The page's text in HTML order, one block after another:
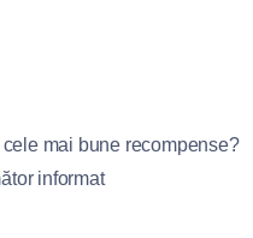
mai bune recompense?
informat